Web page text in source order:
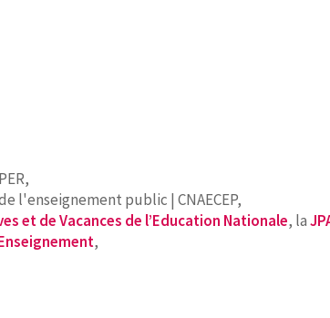
l'enseignement public | CNAECEP,
et de Vacances de l’Education Nationale, la
,